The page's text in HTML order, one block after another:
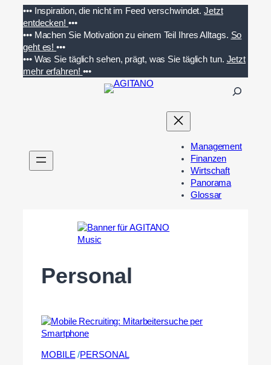
Inhalt
springen
••• Inspiration, die nicht im Feed verschwindet. Jetzt
entdecken! •••
••• Machen Sie Motivation zu einem Teil Ihres Alltags. So
geht es!•••
••• Was Sie täglich sehen, prägt, was Sie täglich tun. Jetzt
mehr erfahren! •••
n
Management
Finanzen
Wirtschaft
Panorama
Glossar
Personal
MOBILE /PERSONAL